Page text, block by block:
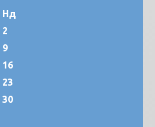
Нд
2
9
16
23
30